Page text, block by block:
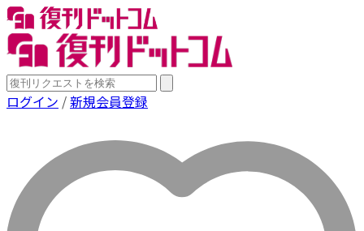
ログイン /新規会員登録